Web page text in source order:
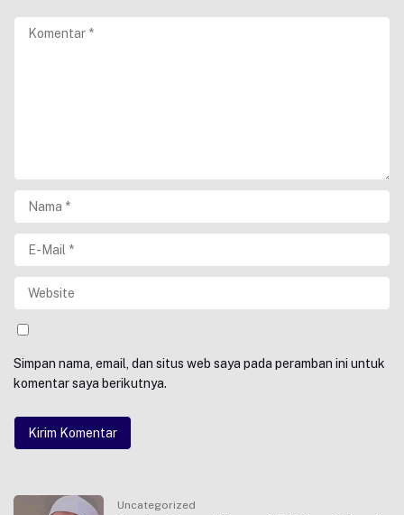
Simpan nama, email, dan situs web saya pada peramban ini untuk
komentar saya berikutnya.
Uncategorized